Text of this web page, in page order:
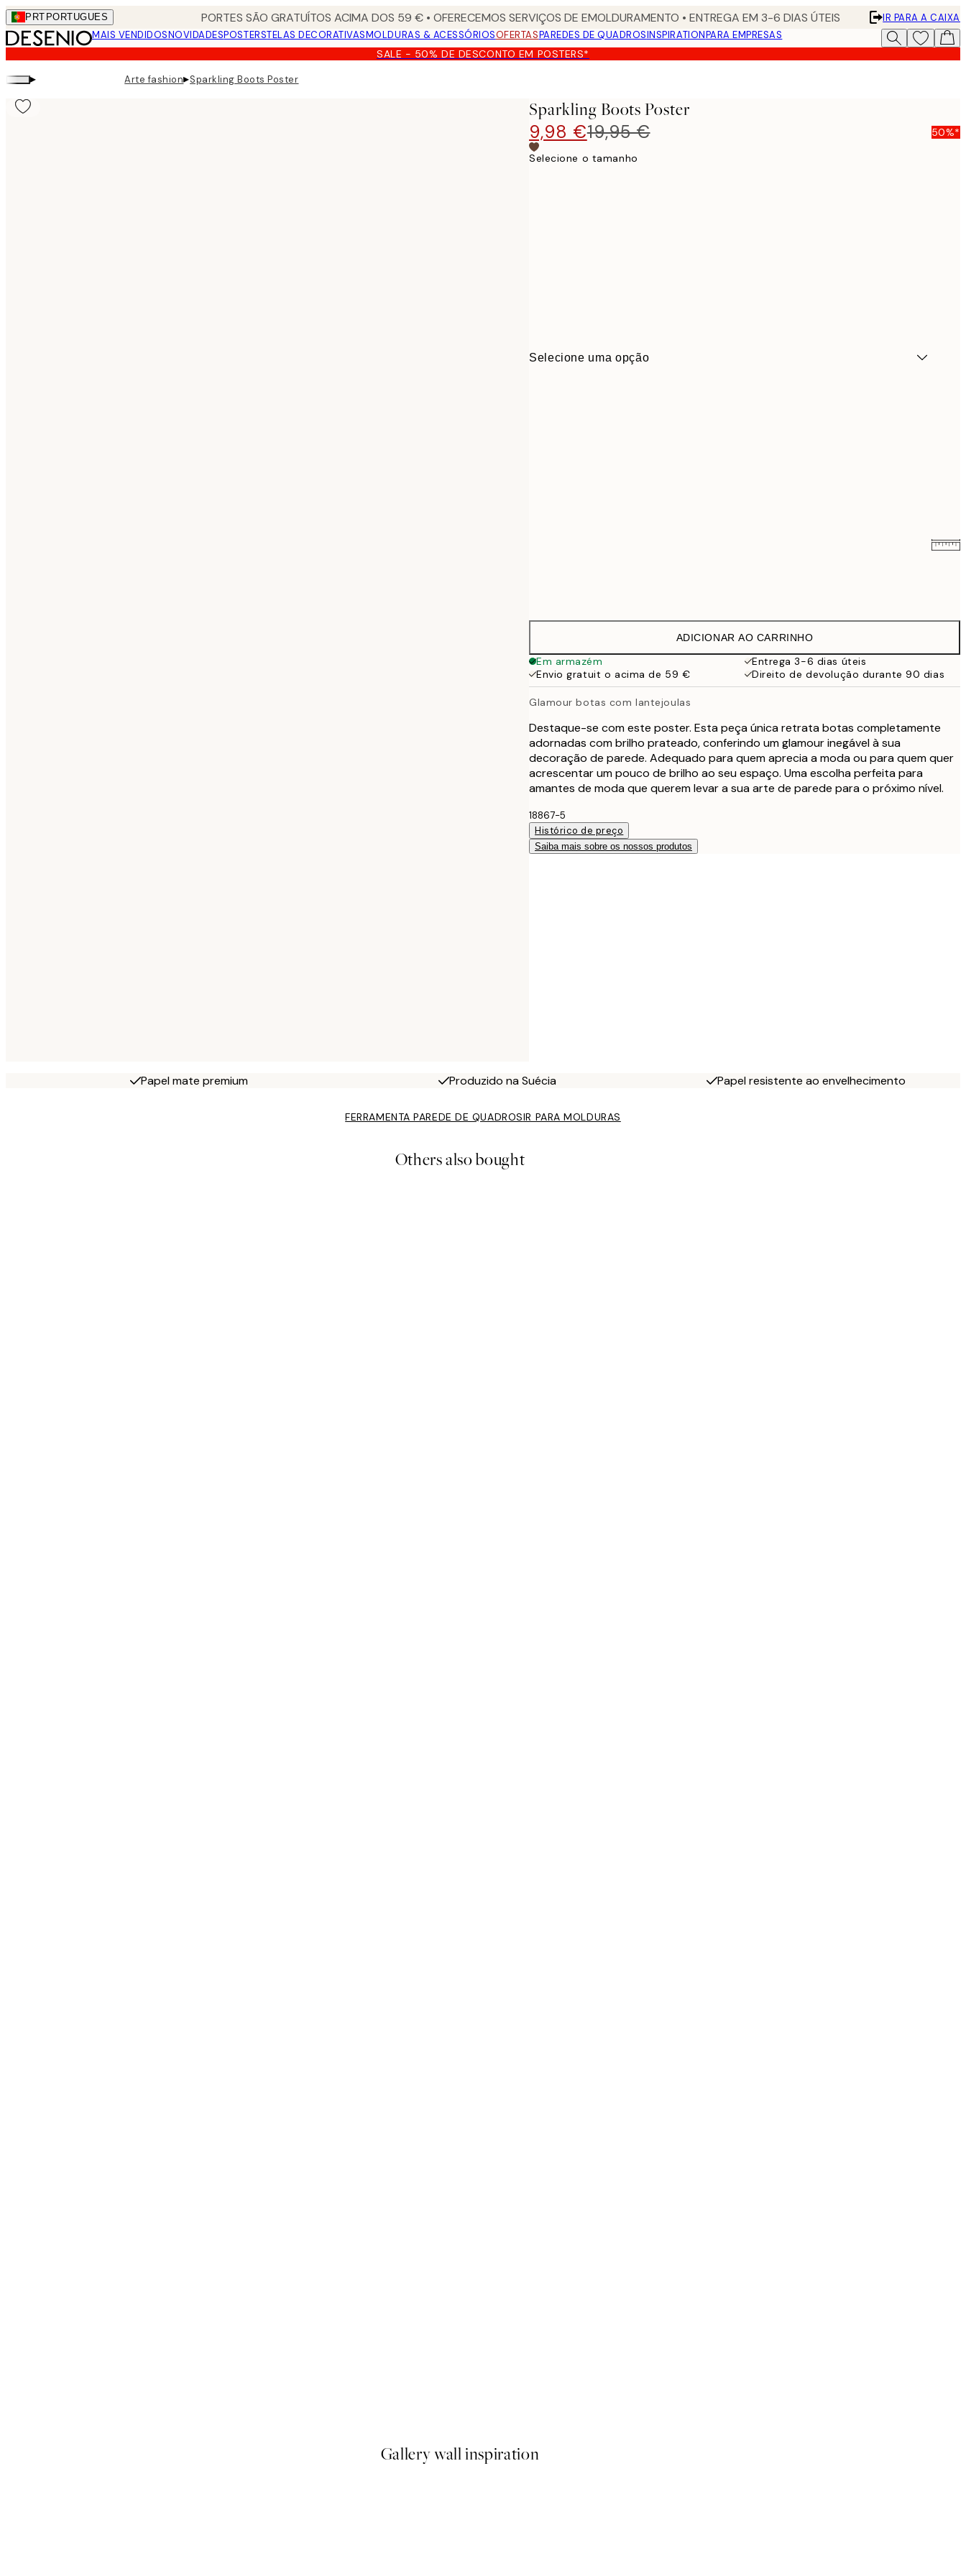
Skip
to
main
content.
PRT PORTUGUES PORTES SÃO GRATUÍTOS ACIMA DOS 59 € • OFERECEMOS SERVIÇOS DE EMOLDURAMENTO • ENTREGA EM 3-6 DIAS ÚTEIS
IR PARA A CAIXA
MAIS VENDIDOSNOVIDADESPOSTERSTELAS DECORATIVASMOLDURAS & ACESSÓRIOSOFERTASPAREDES DE QUADROSINSPIRATIONPARA EMPRESAS
SALE - 50% DE DESCONTO EM POSTERS*
▸ Arte fashion▸Sparkling Boots Poster
Sparkling Boots Poster
9,98 €19,95 € 50%*
Selecione o tamanho
Selecione uma opção
ADICIONAR AO CARRINHO
Em armazém
Entrega 3-6 dias úteis
Envio gratuit o acima de 59 €
Direito de devolução durante 90 dias
Glamour botas com lantejoulas
Destaque-se com este poster. Esta peça única retrata botas completamente
adornadas com brilho prateado, conferindo um glamour inegável à sua
decoração de parede. Adequado para quem aprecia a moda ou para quem quer
acrescentar um pouco de brilho ao seu espaço. Uma escolha perfeita para
amantes de moda que querem levar a sua arte de parede para o próximo nível.
18867-5
Histórico de preço
Saiba mais sobre os nossos produtos
Papel mate premium Produzido na Suécia Papel resistente ao envelhecimento
FERRAMENTA PAREDE DE QUADROSIR PARA MOLDURAS
Others also bought
Gallery wall inspiration